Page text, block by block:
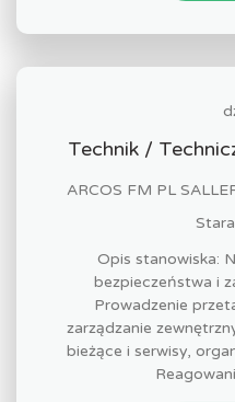
Technik /
ARCOS FM PL
Opis stanowiska:
bezpieczeństwa i
Prowadzenie
zarządzanie
bieżące i serwisy,